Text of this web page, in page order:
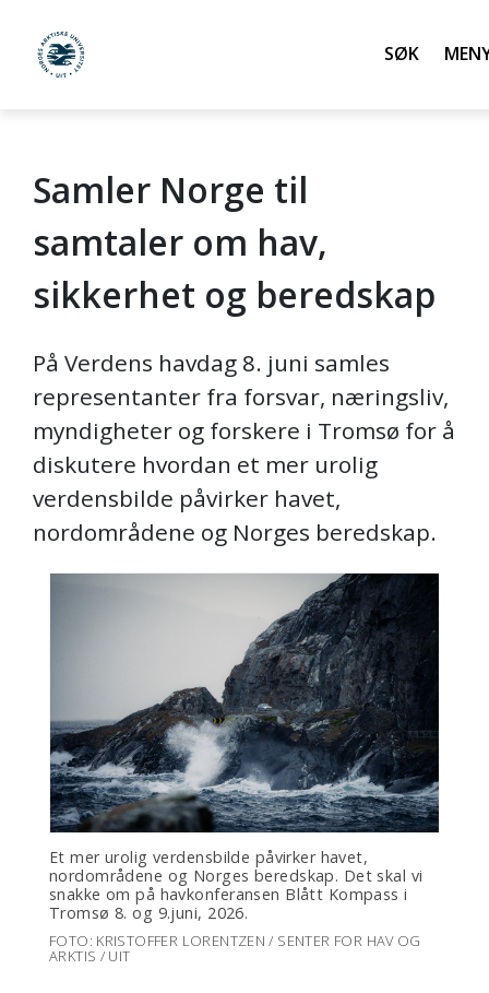
Gå til hovedinnhold
UiT Norges arktiske universitet Søk
Samler Norge til
samtaler om hav,
sikkerhet og beredskap
På Verdens havdag 8. juni samles
representanter fra forsvar, næringsliv,
myndigheter og forskere i Tromsø for å
diskutere hvordan et mer urolig
verdensbilde påvirker havet,
nordområdene og Norges beredskap.
Et mer urolig verdensbilde påvirker havet,
nordområdene og Norges beredskap. Det skal vi
snakke om på havkonferansen Blått Kompass i
Tromsø 8. og 9.juni, 2026.
FOTO: KRISTOFFER LORENTZEN / SENTER FOR HAV OG
ARKTIS / UIT